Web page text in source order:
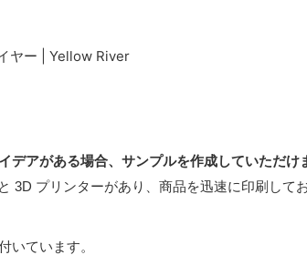
デアがある場合、サンプルを作成していただけ
3D プリンターがあり、商品を迅速に印刷して
いています。